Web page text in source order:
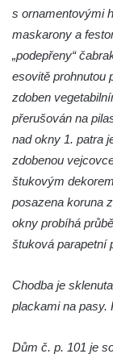
Josef Meisel
Dolního
Mattoniho
Dům
Vilemínka
Kyselka
Jindřichův
Altán v
Mattoniho
Frinda)
s ornamentovými
maskarony a
„podepřeny“
esovitě prohnutou
zdoben
přerušován na
nad okny 1. patra
zdobenou
štukovým
posazena koruna
okny probíhá
štuková parapetní
Chodba je
plackami na pasy.
Dům č. p. 101 je